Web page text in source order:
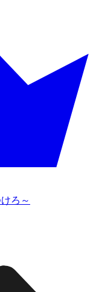
ろ～